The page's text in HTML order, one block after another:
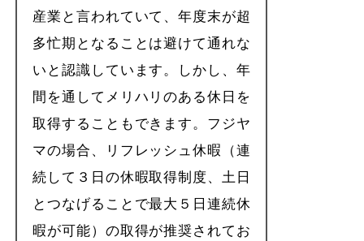
産業と言われていて、年度末が超
多忙期となることは避けて通れな
いと認識しています。しかし、年
間を通してメリハリのある休日を
取得することもできます。フジヤ
マの場合、リフレッシュ休暇（連
続して３日の休暇取得制度、土日
とつなげることで最大５日連続休
暇が可能）の取得が推奨されてお